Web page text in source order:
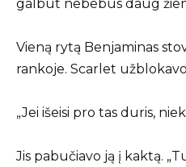
galbūt nebebus daug
Vieną rytą Benjaminas
rankoje. Scarlet
„Jei išeisi pro tas duris,
Jis pabučiavo ją į kaktą.